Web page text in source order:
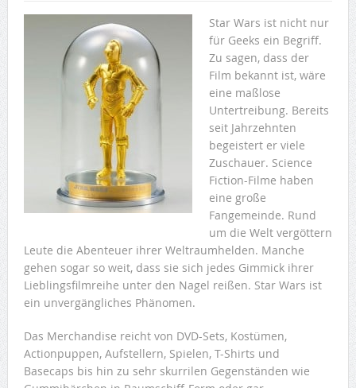
Star Wars ist nicht nur
für Geeks ein Begriff.
Zu sagen, dass der
Film bekannt ist, wäre
eine maßlose
Untertreibung. Bereits
seit Jahrzehnten
begeistert er viele
Zuschauer. Science
Fiction-Filme haben
eine große
Fangemeinde. Rund
um die Welt vergöttern
Leute die Abenteuer ihrer Weltraumhelden. Manche
gehen sogar so weit, dass sie sich jedes Gimmick ihrer
Lieblingsfilmreihe unter den Nagel reißen. Star Wars ist
ein unvergängliches Phänomen.
Das Merchandise reicht von DVD-Sets, Kostümen,
Actionpuppen, Aufstellern, Spielen, T-Shirts und
Basecaps bis hin zu sehr skurrilen Gegenständen wie